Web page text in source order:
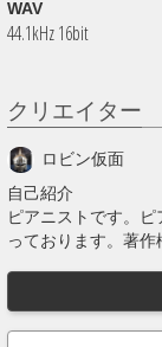
WAV
44.1kHz 16bit
クリエイター
ロビン仮面
自己紹介
ピアニストです。
っております。著作